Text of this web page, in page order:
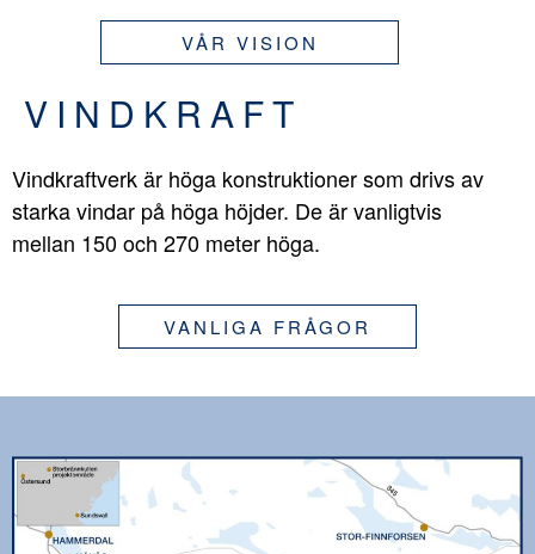
VÅR VISION
VINDKRAFT
Vindkraftverk är höga konstruktioner som drivs av
starka vindar på höga höjder. De är vanligtvis
mellan 150 och 270 meter höga.
VANLIGA FRÅGOR